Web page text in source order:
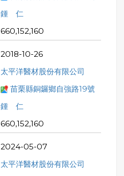
鍾 仁
660,152,160
2018-10-26
太平洋醫材股份有限公司
苗栗縣銅鑼鄉自強路19號
鍾 仁
660,152,160
2024-05-07
太平洋醫材股份有限公司